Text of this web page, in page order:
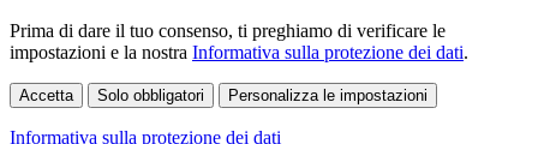
Prima di dare il tuo consenso, ti preghiamo di verificare le
impostazioni e la nostra Informativa sulla protezione dei dati.
Accetta Solo obbligatori Personalizza le impostazioni
Informativa sulla protezione dei dati